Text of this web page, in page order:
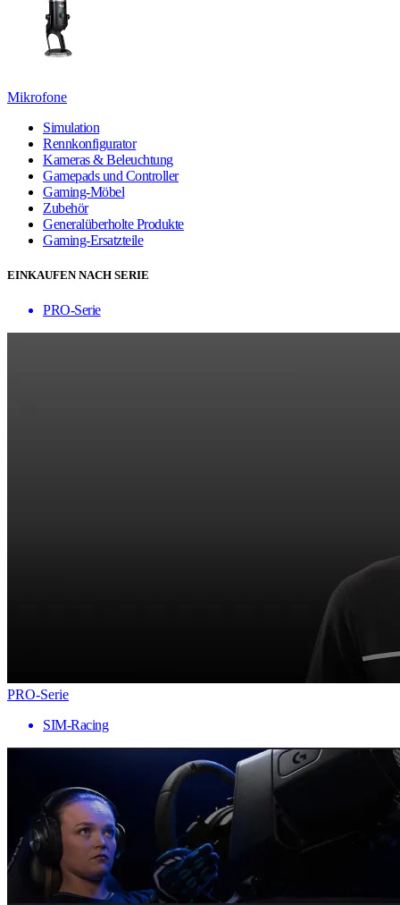
Mikrofone
Simulation
Rennkonfigurator
Kameras & Beleuchtung
Gamepads und Controller
Gaming-Möbel
Zubehör
Generalüberholte Produkte
Gaming-Ersatzteile
EINKAUFEN NACH SERIE
PRO-Serie
PRO-Serie
SIM-Racing